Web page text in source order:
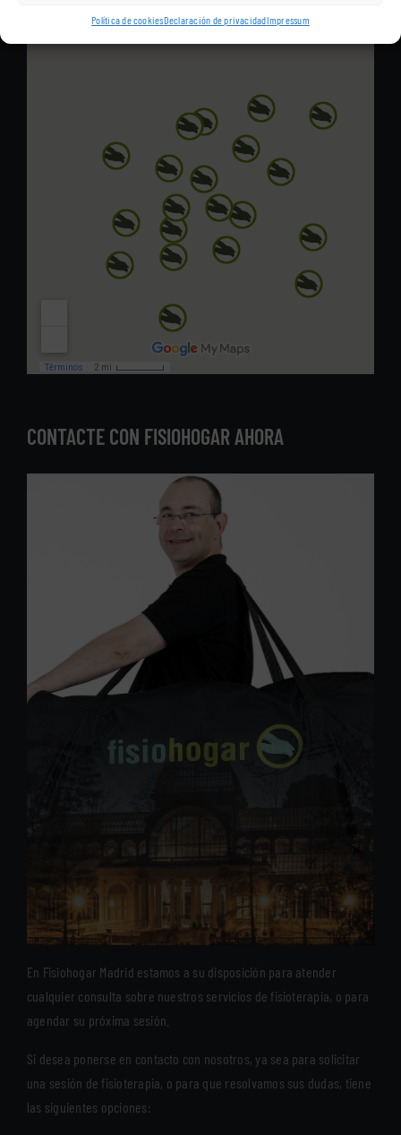
Política de cookiesDeclaración de privacidadImpressum
CONTACTE CON FISIOHOGAR AHORA
En Fisiohogar Madrid estamos a su disposición para atender
cualquier consulta sobre nuestros servicios de fisioterapia, o para
agendar su próxima sesión.
Si desea ponerse en contacto con nosotros, ya sea para solicitar
una sesión de fisioterapia, o para que resolvamos sus dudas, tiene
las siguientes opciones: